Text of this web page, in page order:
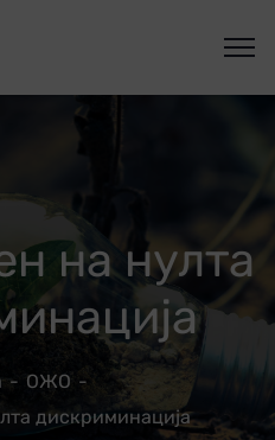
на нулта
ОЖО
дискриминација